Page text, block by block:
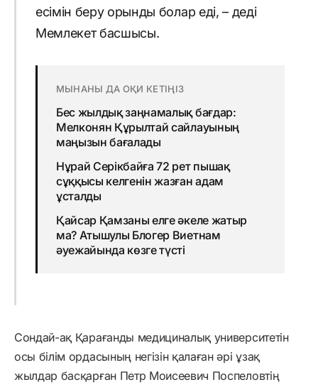
есімін беру орынды болар еді, – деді
Мемлекет басшысы.
МЫНАНЫ ДА ОҚИ КЕТІҢІЗ
Бес жылдық заңнамалық бағдар:
Мелконян Құрылтай сайлауының
маңызын бағалады
Нұрай Серікбайға 72 рет пышақ
сұққысы келгенін жазған адам
ұсталды
Қайсар Қамзаны елге әкеле жатыр
ма? Атышулы Блогер Виетнам
әуежайында көзге түсті
Сондай-ақ Қарағанды медициналық университетін
осы білім ордасының негізін қалаған әрі ұзақ
жылдар басқарған Петр Моисеевич Поспеловтің